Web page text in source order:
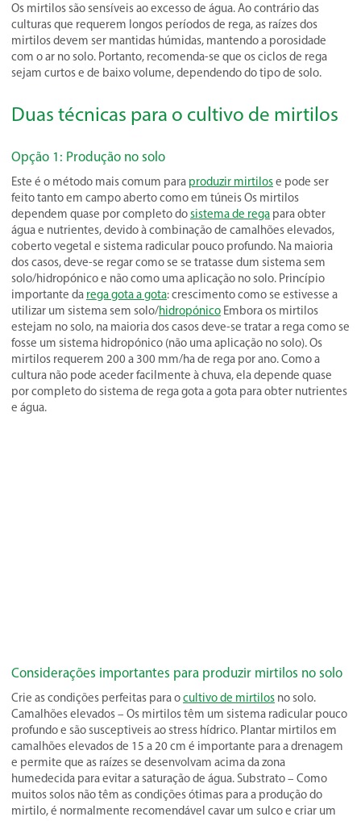
Os mirtilos são sensíveis ao excesso de água. Ao contrário das
culturas que requerem longos períodos de rega, as raízes dos
mirtilos devem ser mantidas húmidas, mantendo a porosidade
com o ar no solo. Portanto, recomenda-se que os ciclos de rega
sejam curtos e de baixo volume, dependendo do tipo de solo.
Duas técnicas para o cultivo de mirtilos
Opção 1: Produção no solo
Este é o método mais comum para produzir mirtilose pode ser
feito tanto em campo aberto como em túneis Os mirtilos
dependem quase por completo dosistema de rega para obter
água e nutrientes, devido à combinação de camalhões elevados,
coberto vegetal e sistema radicular pouco profundo. Na maioria
dos casos, deve-se regar como se se tratasse dum sistema sem
solo/hidropónico e não como uma aplicação no solo. Princípio
importante da rega gota a gota: crescimento como se estivesse a
utilizar um sistema sem solo/hidropónico Embora os mirtilos
estejam no solo, na maioria dos casos deve-se tratar a rega como se
fosse um sistema hidropónico (não uma aplicação no solo). Os
mirtilos requerem 200 a 300 mm/ha de rega por ano. Como a
cultura não pode aceder facilmente à chuva, ela depende quase
por completo do sistema de rega gota a gota para obter nutrientes
e água.
Considerações importantes para produzir mirtilos no solo
Crie as condições perfeitas para ocultivo de mirtilos no solo.
Camalhões elevados – Os mirtilos têm um sistema radicular pouco
profundo e são susceptiveis ao stress hídrico. Plantar mirtilos em
camalhões elevados de 15 a 20 cm é importante para a drenagem
e permite que as raízes se desenvolvam acima da zona
humedecida para evitar a saturação de água. Substrato – Como
muitos solos não têm as condições ótimas para a produção do
mirtilo, é normalmente recomendável cavar um sulco e criar um